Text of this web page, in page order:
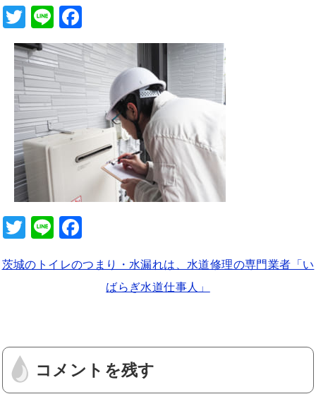
T
wi
tt
er
Li
n
e
a
c
e
b
o
o
k
T
tt
Li
e c
o
o
k
茨城のトイレのつまり・水漏れは、水道修理の専門業者「い
ばらぎ水道仕事人」
コメントを残す